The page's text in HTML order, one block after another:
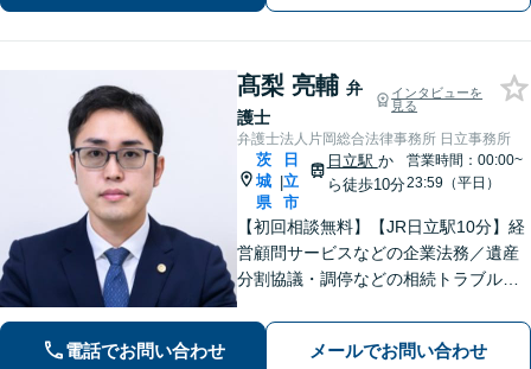
故🔹離婚浮気🔹遺産相続等】
髙梨 亮輔 弁
護士
インタビューを
見る
弁護士法人片岡総合法律事務所 日立事務所
茨
城
県
|
日
立
市
日立駅 か
ら徒歩10分
営業時間：00:00~
23:59（平日）
【初回相談無料】【JR日立駅10分】経
営顧問サービスなどの企業法務／遺産
分割協議・調停などの相続トラブルや
問題を中心に、幅広くご相談を承りま
す【土日祝対応可】分かりやすく丁寧
電話でお問い合わせ メールでお問い合わせ